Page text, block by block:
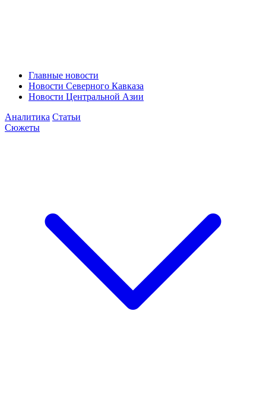
Главные новости
Новости Северного Кавказа
Новости Центральной Азии
Аналитика Статьи
Сюжеты